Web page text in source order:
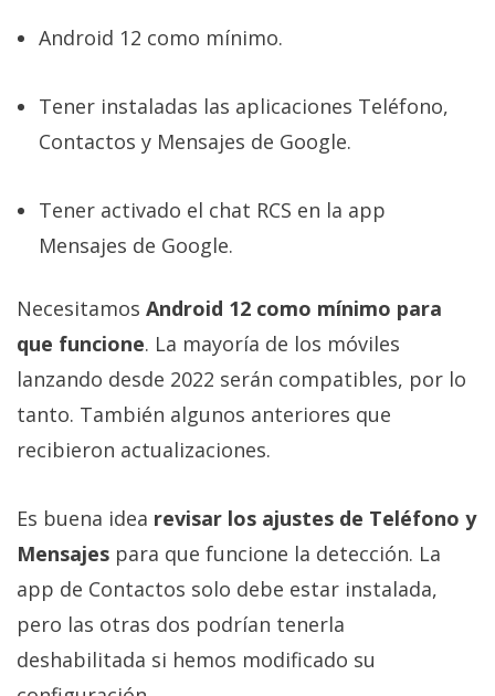
Android 12 como mínimo.
Tener instaladas las aplicaciones Teléfono,
Contactos y Mensajes de Google.
Tener activado el chat RCS en la app
Mensajes de Google.
Necesitamos Android 12 como mínimo para
que funcione. La mayoría de los móviles
lanzando desde 2022 serán compatibles, por lo
tanto. También algunos anteriores que
recibieron actualizaciones.
Es buena idea revisar los ajustes de Teléfono y
Mensajes para que funcione la detección. La
app de Contactos solo debe estar instalada,
pero las otras dos podrían tenerla
deshabilitada si hemos modificado su